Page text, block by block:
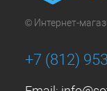
© Интернет-
+7 (812)